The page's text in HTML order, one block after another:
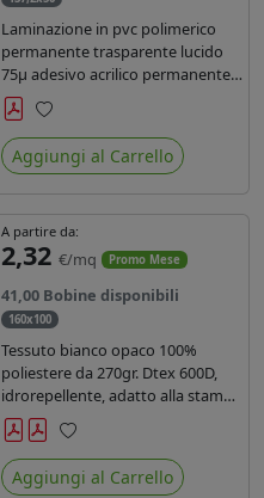
Laminazione in pvc polimerico
permanente trasparente lucido
75µ adesivo acrilico permanente
durata 5 anni con filtro uv, carta
kraft. Ideale per stampe con
inchiostro ecosolvente, UV e latex.
Preferiti
Aggiungi al Carrello
A partire da:
2,32 €/mq Promo Mese
41,00 Bobine disponibili
160x100
Tessuto bianco opaco 100%
poliestere da 270gr. Dtex 600D,
idrorepellente, adatto alla stampa
solvente, ecosolvente, uv, latex (di
terza generazione). Ideale per
tende ,coperture gazebo, prodotti
gonfiabili o cuscini di
Preferiti
Aggiungi al Carrello